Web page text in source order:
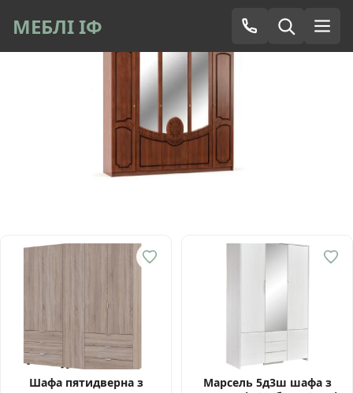
МЕБЛІ ІФ
Шафа пятидверна з
Марсель 5д3ш шафа з